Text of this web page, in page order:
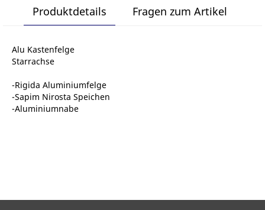
Produktdetails Fragen zum Artikel
Alu Kastenfelge
Starrachse
-Rigida Aluminiumfelge
-Sapim Nirosta Speichen
-Aluminiumnabe